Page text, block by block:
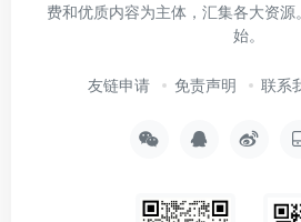
费和优质内容为主体，汇集各大资
始。
友链申请 免责声明 联系